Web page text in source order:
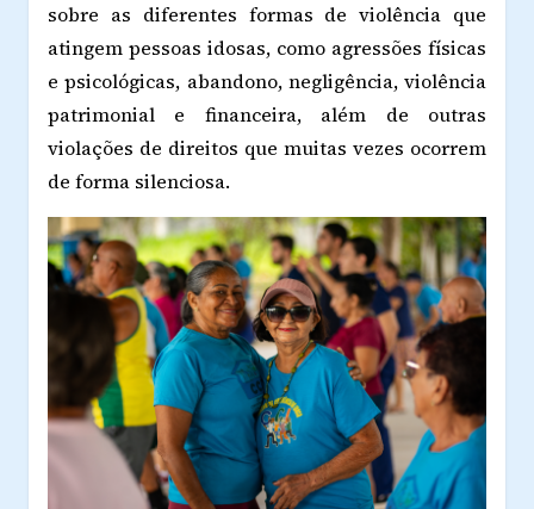
sobre as diferentes formas de violência que
atingem pessoas idosas, como agressões físicas
e psicológicas, abandono, negligência, violência
patrimonial e financeira, além de outras
violações de direitos que muitas vezes ocorrem
de forma silenciosa.